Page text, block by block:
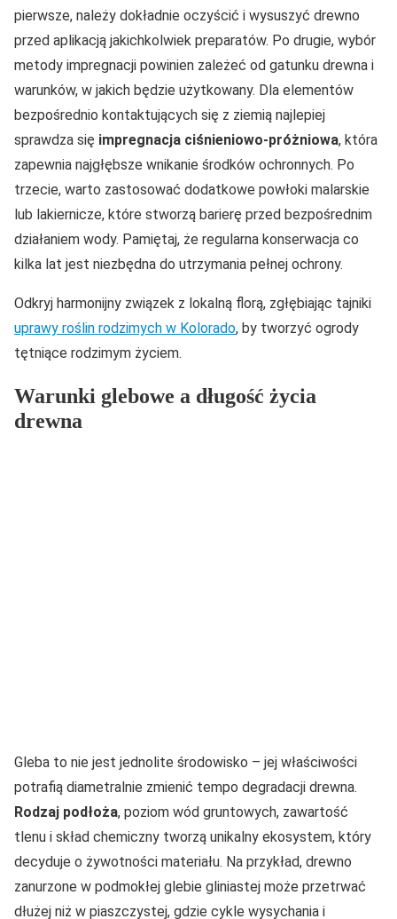
pierwsze, należy dokładnie oczyścić i wysuszyć drewno
przed aplikacją jakichkolwiek preparatów. Po drugie, wybór
metody impregnacji powinien zależeć od gatunku drewna i
warunków, w jakich będzie użytkowany. Dla elementów
bezpośrednio kontaktujących się z ziemią najlepiej
sprawdza się impregnacja ciśnieniowo-próżniowa, która
zapewnia najgłębsze wnikanie środków ochronnych. Po
trzecie, warto zastosować dodatkowe powłoki malarskie
lub lakiernicze, które stworzą barierę przed bezpośrednim
działaniem wody. Pamiętaj, że regularna konserwacja co
kilka lat jest niezbędna do utrzymania pełnej ochrony.
Odkryj harmonijny związek z lokalną florą, zgłębiając tajniki
uprawy roślin rodzimych w Kolorado, by tworzyć ogrody
tętniące rodzimym życiem.
Warunki glebowe a długość życia
drewna
Gleba to nie jest jednolite środowisko – jej właściwości
potrafią diametralnie zmienić tempo degradacji drewna.
Rodzaj podłoża, poziom wód gruntowych, zawartość
tlenu i skład chemiczny tworzą unikalny ekosystem, który
decyduje o żywotności materiału. Na przykład, drewno
zanurzone w podmokłej glebie gliniastej może przetrwać
dłużej niż w piaszczystej, gdzie cykle wysychania i